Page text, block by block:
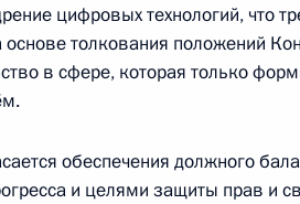
в должность Президента
кандидатуру Валерия
Председателя
цифровых технологий, что
толкования положений
в сфере, которая только
обеспечения должного
и целями защиты прав и